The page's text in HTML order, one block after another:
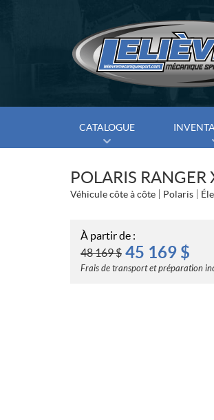
CATALOGUE
POLARIS
Véhicule côte à côte Polaris
À partir de :
48 169$ 45 169 $
Frais de transport et préparation